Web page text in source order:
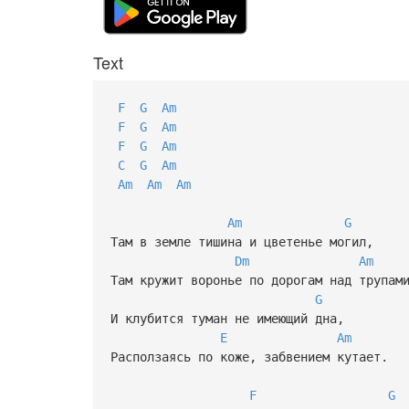
Text
F G
Am
F
G
Am
F
G
Am
C
G
Am
Am
Am Am
Am
G
Там в земле тишина и цветенье могил,
Dm
Am
Там кружит воронье по дорогам над трупами
G
И клубится туман не имеющий дна,
E
Am
Расползаясь по коже, забвением кутает.
F
G